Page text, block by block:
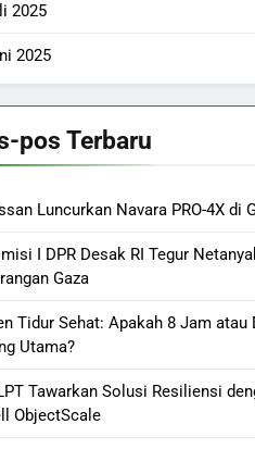
2025
2025
pos Terbaru
Luncurkan Navara PRO-4X di
I DPR Desak RI Tegur
Gaza
Tidur Sehat: Apakah 8 Jam atau
Utama?
Tawarkan Solusi Resiliensi
ObjectScale